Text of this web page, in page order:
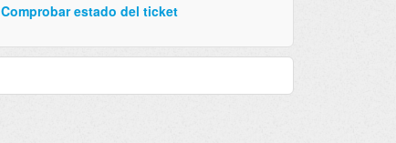
Comprobar estado del ticket